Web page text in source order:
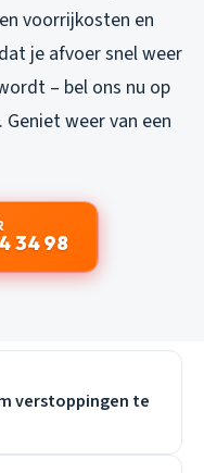
voorrijkosten en
je afvoer snel weer
– bel ons nu op
weer van een
34 98
verstoppingen te